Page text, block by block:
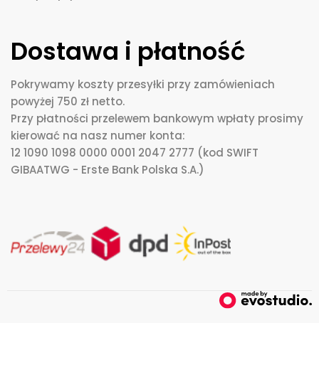
Dostawa i płatność
Pokrywamy koszty przesyłki przy zamówieniach
powyżej 750 zł netto.
Przy płatności przelewem bankowym wpłaty prosimy
kierować na nasz numer konta:
12 1090 1098 0000 0001 2047 2777 (kod SWIFT
GIBAATWG - Erste Bank Polska S.A.)